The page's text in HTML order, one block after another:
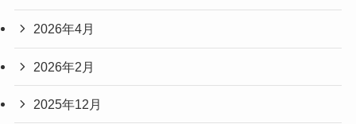
2026年4月
2026年2月
2025年12月